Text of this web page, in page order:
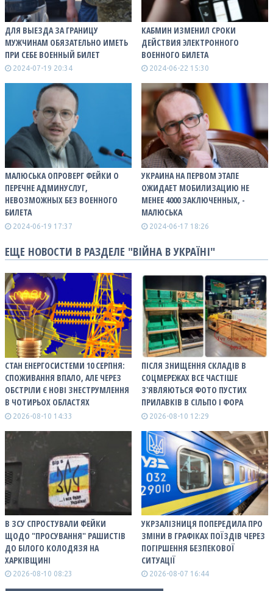
ДЛЯ ВЫЕЗДА ЗА ГРАНИЦУ
МУЖЧИНАМ ОБЯЗАТЕЛЬНО ИМЕТЬ
ПРИ СЕБЕ ВОЕННЫЙ БИЛЕТ
2024-07-19 20:34
КАБМИН ИЗМЕНИЛ СРОКИ
ДЕЙСТВИЯ ЭЛЕКТРОННОГО
ВОЕННОГО БИЛЕТА
2024-06-22 15:30
МАЛЮСЬКА ОПРОВЕРГ ФЕЙКИ О
ПЕРЕЧНЕ АДМИНУСЛУГ,
НЕВОЗМОЖНЫХ БЕЗ ВОЕННОГО
БИЛЕТА
2024-06-19 17:37
УКРАИНА НА ПЕРВОМ ЭТАПЕ
ОЖИДАЕТ МОБИЛИЗАЦИЮ НЕ
МЕНЕЕ 4000 ЗАКЛЮЧЕННЫХ, -
МАЛЮСЬКА
2024-06-17 18:26
ЕЩЕ НОВОСТИ В РАЗДЕЛЕ "ВІЙНА В УКРАЇНІ"
СТАН ЕНЕРГОСИСТЕМИ 10 СЕРПНЯ:
СПОЖИВАННЯ ВПАЛО, АЛЕ ЧЕРЕЗ
ОБСТРІЛИ Є НОВІ ЗНЕСТРУМЛЕННЯ
В ЧОТИРЬОХ ОБЛАСТЯХ
2026-08-10 14:33
ПІСЛЯ ЗНИЩЕННЯ СКЛАДІВ В
СОЦМЕРЕЖАХ ВСЕ ЧАСТІШЕ
З'ЯВЛЯЮТЬСЯ ФОТО ПУСТИХ
ПРИЛАВКІВ В СІЛЬПО І ФОРА
2026-08-10 12:29
В ЗСУ СПРОСТУВАЛИ ФЕЙКИ
ЩОДО "ПРОСУВАННЯ" РАШИСТІВ
ДО БІЛОГО КОЛОДЯЗЯ НА
ХАРКІВЩИНІ
2026-08-10 08:23
УКРЗАЛІЗНИЦЯ ПОПЕРЕДИЛА ПРО
ЗМІНИ В ГРАФІКАХ ПОЇЗДІВ ЧЕРЕЗ
ПОГІРШЕННЯ БЕЗПЕКОВОЇ
СИТУАЦІЇ
2026-08-07 16:44